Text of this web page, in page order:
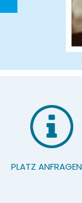
PLATZ ANFRAGEN